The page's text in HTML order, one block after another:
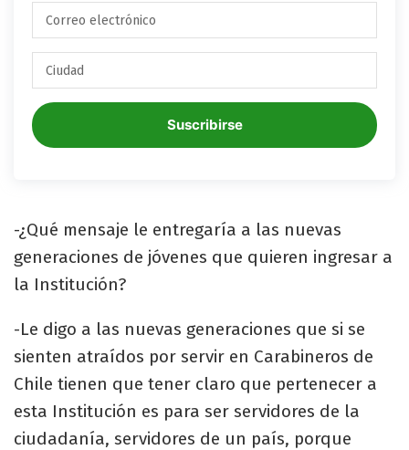
Suscribirse
-¿Qué mensaje le entregaría a las nuevas
generaciones de jóvenes que quieren ingresar a
la Institución?
-Le digo a las nuevas generaciones que si se
sienten atraídos por servir en Carabineros de
Chile tienen que tener claro que pertenecer a
esta Institución es para ser servidores de la
ciudadanía, servidores de un país, porque